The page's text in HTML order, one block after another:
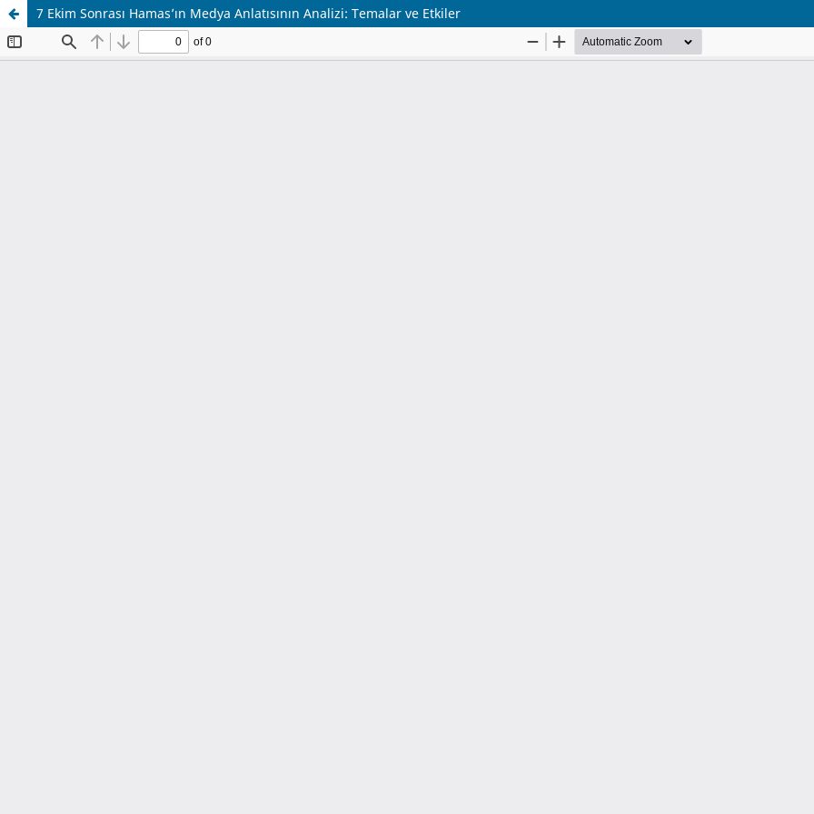
7 Ekim Sonrası Hamas’ın Medya Anlatısının Analizi: Temalar ve Etkiler